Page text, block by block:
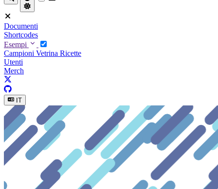
Documenti
Shortcodes
Esempi
Campioni Vetrina Ricette
Utenti
Merch
IT